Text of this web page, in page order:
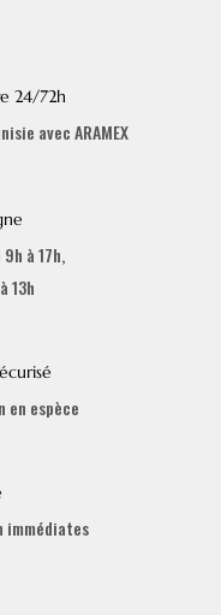
24/72h
avec ARAMEX
à 17h,
13h
en espèce
immédiates